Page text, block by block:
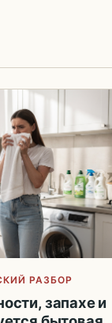
РАЗБОР
запахе и